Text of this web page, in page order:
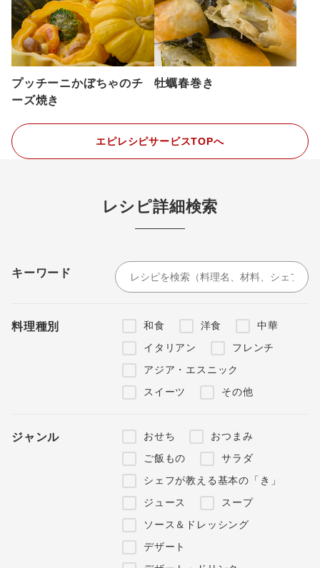
プッチーニかぼちゃのチ
ーズ焼き
牡蠣春巻き
エピレシピサービスTOPへ
レシピ詳細検索
キーワード
料理種別 和食 洋食
中華
イタリアン
フレンチ
アジア・エスニック
スイーツ
その他
ジャンル おせち
おつまみ
ご飯もの
サラダ
シェフが教える基本の「き」
ジュース
スープ
ソース＆ドレッシング
デザート